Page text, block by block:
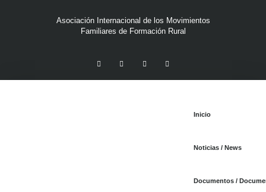
Asociación Internacional de los Movimientos
Familiares de Formación Rural
Inicio
Noticias / News
Documentos /